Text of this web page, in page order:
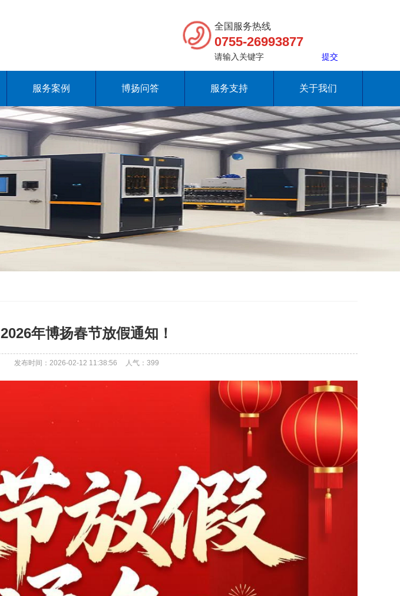
全国服务热线
0755-26993877
服务案例 博扬问答 服务支持 关于我们
2026年博扬春节放假通知！
发布时间：2026-02-12 11:38:56 人气： 399